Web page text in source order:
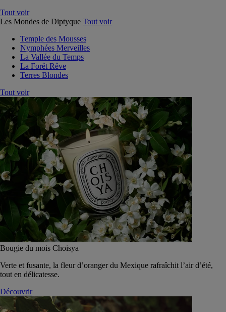
Tout voir
Les Mondes de Diptyque Tout voir
Temple des Mousses
Nymphées Merveilles
La Vallée du Temps
La Forêt Rêve
Terres Blondes
Tout voir
Bougie du mois Choisya
Verte et fusante, la fleur d’oranger du Mexique rafraîchit l’air d’été,
tout en délicatesse.
Découvrir